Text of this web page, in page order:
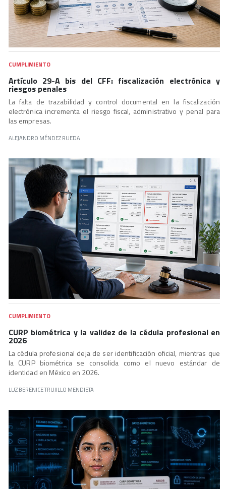
CUMPLIMIENTO
Artículo 29-A bis del CFF: fiscalización electrónica y
riesgos penales
La falta de trazabilidad y control documental en la fiscalización
electrónica incrementa el riesgo fiscal, administrativo y penal para
las empresas.
ALEJANDRO MÉNDEZ RUEDA
CUMPLIMIENTO
CURP biométrica y la validez de la cédula profesional en
2026
La cédula profesional deja de ser identificación oficial, mientras que
la CURP biométrica se consolida como el nuevo estándar de
identidad en México en 2026.
LUZ BERENICE TRUJILLO MENDIETA